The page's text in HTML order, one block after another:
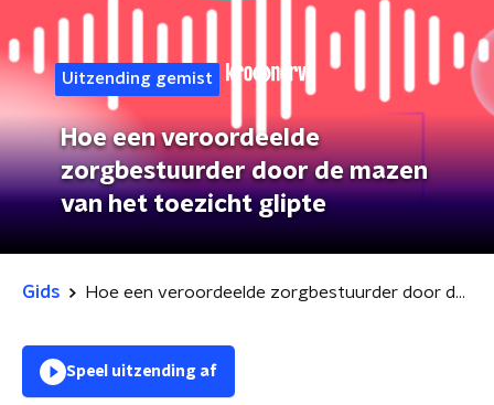
Uitzending gemist
Hoe een veroordeelde
zorgbestuurder door de mazen
van het toezicht glipte
Gids Hoe een veroordeelde zorgbestuurder door de mazen van het toezicht glipte
Speel uitzending af